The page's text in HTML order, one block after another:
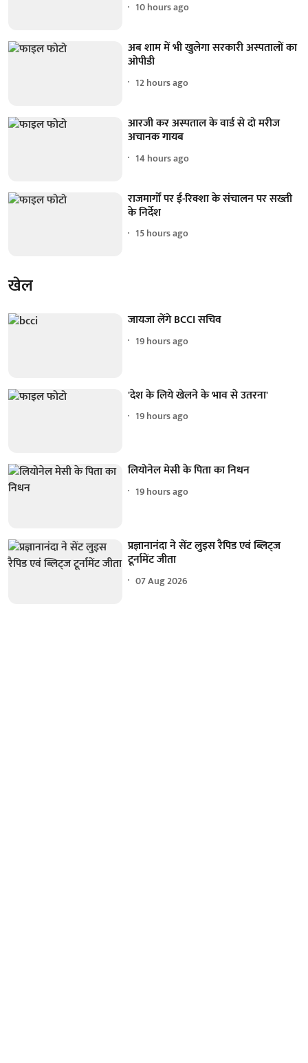
10 hours ago
अब शाम में भी खुलेगा सरकारी अस्पतालों का
ओपीडी
12 hours ago
आरजी कर अस्पताल के वार्ड से दो मरीज
अचानक गायब
14 hours ago
राजमार्गों पर ई-रिक्शा के संचालन पर सख्ती
के निर्देश
15 hours ago
खेल
जायजा लेंगे BCCI सचिव
19 hours ago
'देश के लिये खेलने के भाव से उतरना'
19 hours ago
लियोनेल मेसी के पिता का निधन
19 hours ago
प्रज्ञानानंदा ने सेंट लुइस रैपिड एवं ब्लिट्ज
टूर्नामेंट जीता
07 Aug 2026